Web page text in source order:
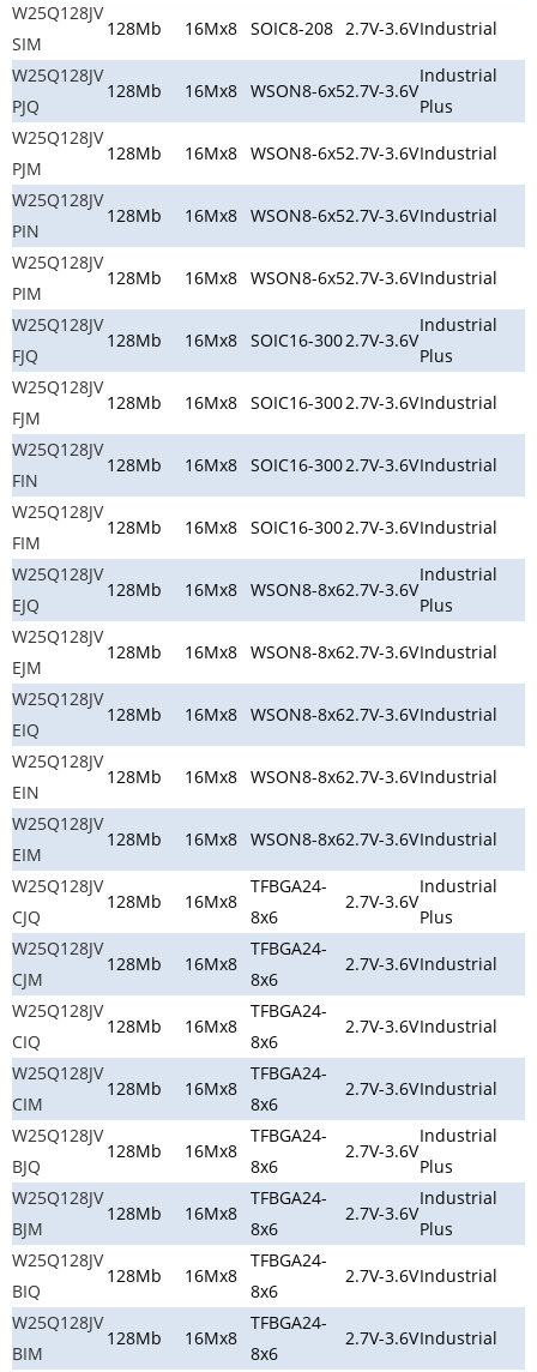
W25Q128JV
SIM
128Mb 16Mx8 SOIC8-208 2.7V-3.6VIndustrial
W25Q128JV
PJQ
128Mb 16Mx8 WSON8-6x52.7V-3.6V
Industrial
Plus
W25Q128JV
PJM
128Mb 16Mx8 WSON8-6x52.7V-3.6VIndustrial
W25Q128JV
PIN
128Mb 16Mx8 WSON8-6x52.7V-3.6VIndustrial
W25Q128JV
PIM
128Mb 16Mx8 WSON8-6x52.7V-3.6VIndustrial
W25Q128JV
FJQ
128Mb 16Mx8 SOIC16-3002.7V-3.6V
Industrial
Plus
W25Q128JV
FJM
128Mb 16Mx8 SOIC16-3002.7V-3.6VIndustrial
W25Q128JV
FIN
128Mb 16Mx8 SOIC16-3002.7V-3.6VIndustrial
W25Q128JV
FIM
128Mb 16Mx8 SOIC16-3002.7V-3.6VIndustrial
W25Q128JV
EJQ
128Mb 16Mx8 WSON8-8x62.7V-3.6V
Industrial
Plus
W25Q128JV
EJM
128Mb 16Mx8 WSON8-8x62.7V-3.6VIndustrial
W25Q128JV
EIQ
128Mb 16Mx8 WSON8-8x62.7V-3.6VIndustrial
W25Q128JV
EIN
128Mb 16Mx8 WSON8-8x62.7V-3.6VIndustrial
W25Q128JV
EIM
128Mb 16Mx8 WSON8-8x62.7V-3.6VIndustrial
W25Q128JV
CJQ
128Mb 16Mx8
TFBGA24-
8x6
2.7V-3.6V
Industrial
Plus
W25Q128JV
CJM
128Mb 16Mx8
TFBGA24-
8x6
2.7V-3.6VIndustrial
W25Q128JV
CIQ
128Mb 16Mx8
TFBGA24-
8x6
2.7V-3.6VIndustrial
W25Q128JV
CIM
128Mb 16Mx8
TFBGA24-
8x6
2.7V-3.6VIndustrial
W25Q128JV
BJQ
128Mb 16Mx8
TFBGA24-
8x6
2.7V-3.6V
Industrial
Plus
W25Q128JV
BJM
128Mb 16Mx8
TFBGA24-
8x6
2.7V-3.6V
Industrial
Plus
W25Q128JV
BIQ
128Mb 16Mx8
TFBGA24-
8x6
2.7V-3.6VIndustrial
W25Q128JV
BIM
128Mb 16Mx8
TFBGA24-
8x6
2.7V-3.6VIndustrial